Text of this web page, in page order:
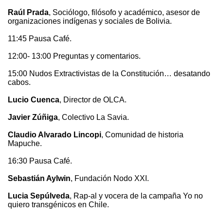
Raúl Prada, Sociólogo, filósofo y académico, asesor de
organizaciones indígenas y sociales de Bolivia.
11:45 Pausa Café.
12:00- 13:00 Preguntas y comentarios.
15:00 Nudos Extractivistas de la Constitución… desatando
cabos.
Lucio Cuenca, Director de OLCA.
Javier Zúñiga, Colectivo La Savia.
Claudio Alvarado Lincopi, Comunidad de historia
Mapuche.
16:30 Pausa Café.
Sebastián Aylwin, Fundación Nodo XXI.
Lucia Sepúlveda, Rap-al y vocera de la campaña Yo no
quiero transgénicos en Chile.